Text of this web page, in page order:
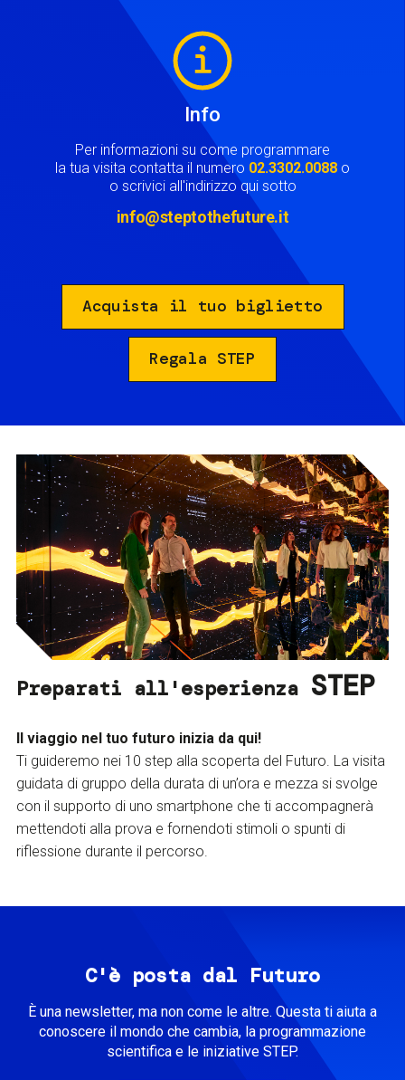
Info
Per informazioni su come programmare
la tua visita contatta il numero 02.3302.0088 o
o scrivici all'indirizzo qui sotto
info@steptothefuture.it
Acquista il tuo biglietto
Regala STEP
Preparati all'esperienza STEP
Il viaggio nel tuo futuro inizia da qui!
Ti guideremo nei 10 step alla scoperta del Futuro. La visita
guidata di gruppo della durata di un’ora e mezza si svolge
con il supporto di uno smartphone che ti accompagnerà
mettendoti alla prova e fornendoti stimoli o spunti di
riflessione durante il percorso.
C'è posta dal Futuro
È una newsletter, ma non come le altre. Questa ti aiuta a
conoscere il mondo che cambia, la programmazione
scientifica e le iniziative STEP.